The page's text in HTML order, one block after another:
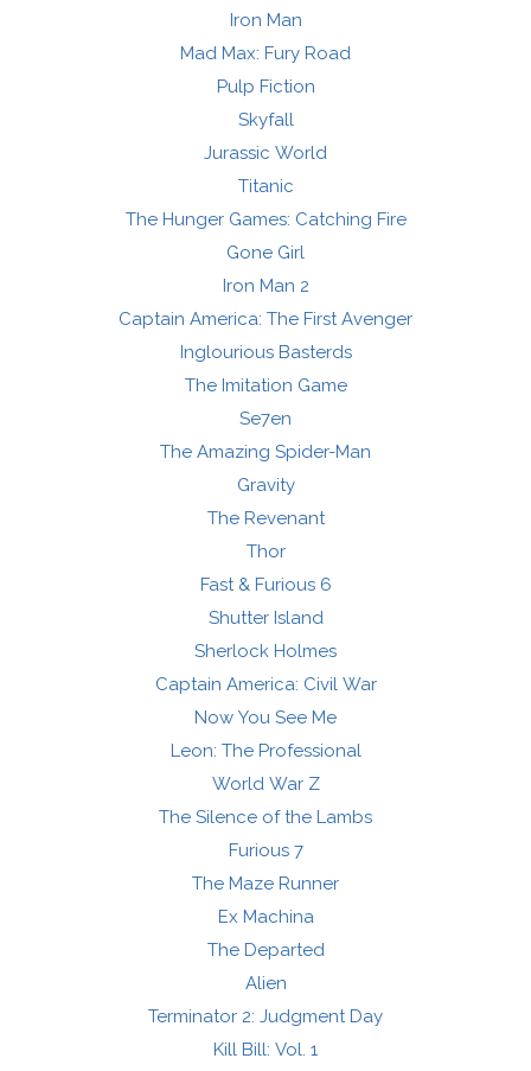
Iron Man
Mad Max: Fury Road
Pulp Fiction
Skyfall
Jurassic World
Titanic
The Hunger Games: Catching Fire
Gone Girl
Iron Man 2
Captain America: The First Avenger
Inglourious Basterds
The Imitation Game
Se7en
The Amazing Spider-Man
Gravity
The Revenant
Thor
Fast & Furious 6
Shutter Island
Sherlock Holmes
Captain America: Civil War
Now You See Me
Leon: The Professional
World War Z
The Silence of the Lambs
Furious 7
The Maze Runner
Ex Machina
The Departed
Alien
Terminator 2: Judgment Day
Kill Bill: Vol. 1